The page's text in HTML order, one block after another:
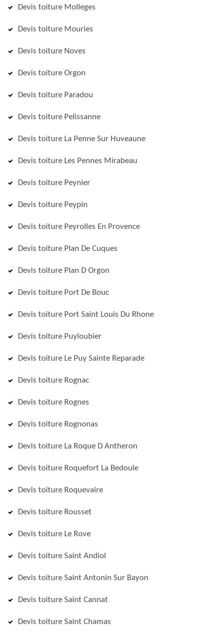
Devis toiture Molleges
Devis toiture Mouries
Devis toiture Noves
Devis toiture Orgon
Devis toiture Paradou
Devis toiture Pelissanne
Devis toiture La Penne Sur Huveaune
Devis toiture Les Pennes Mirabeau
Devis toiture Peynier
Devis toiture Peypin
Devis toiture Peyrolles En Provence
Devis toiture Plan De Cuques
Devis toiture Plan D Orgon
Devis toiture Port De Bouc
Devis toiture Port Saint Louis Du Rhone
Devis toiture Puyloubier
Devis toiture Le Puy Sainte Reparade
Devis toiture Rognac
Devis toiture Rognes
Devis toiture Rognonas
Devis toiture La Roque D Antheron
Devis toiture Roquefort La Bedoule
Devis toiture Roquevaire
Devis toiture Rousset
Devis toiture Le Rove
Devis toiture Saint Andiol
Devis toiture Saint Antonin Sur Bayon
Devis toiture Saint Cannat
Devis toiture Saint Chamas